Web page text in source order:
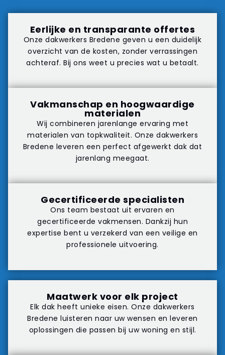
Eerlijke en transparante offertes
Onze dakwerkers Bredene geven u een duidelijk
overzicht van de kosten, zonder verrassingen
achteraf. Bij ons weet u precies wat u betaalt.
Vakmanschap en hoogwaardige
materialen
Wij combineren jarenlange ervaring met
materialen van topkwaliteit. Onze dakwerkers
Bredene leveren een perfect afgewerkt dak dat
jarenlang meegaat.
Gecertificeerde specialisten
Ons team bestaat uit ervaren en
gecertificeerde vakmensen. Dankzij hun
expertise bent u verzekerd van een veilige en
professionele uitvoering.
Maatwerk voor elk project
Elk dak heeft unieke eisen. Onze dakwerkers
Bredene luisteren naar uw wensen en leveren
oplossingen die passen bij uw woning en stijl.